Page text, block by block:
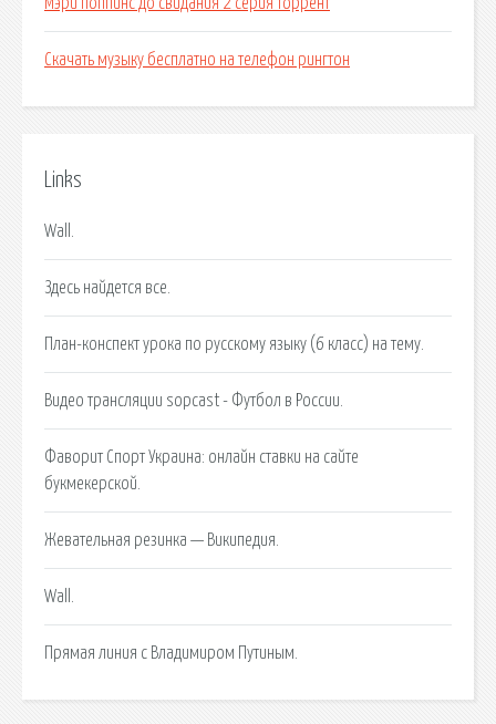
Мэри поппинс до свидания 2 серия торрент
Скачать музыку бесплатно на телефон рингтон
Links
Wall.
Здесь найдется все.
План-конспект урока по русскому языку (6 класс) на тему.
Видео трансляции sopcast - Футбол в России.
Фаворит Спорт Украина: онлайн ставки на сайте
букмекерской.
Жевательная резинка — Википедия.
Wall.
Прямая линия с Владимиром Путиным.